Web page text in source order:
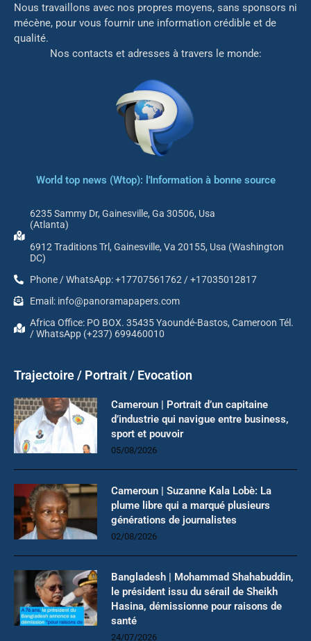
Nous travaillons avec nos propres moyens, sans sponsors ni
mécène, pour vous fournir une information crédible et de
qualité.
Nos contacts et adresses à travers le monde:
World top news (Wtop): l'Information à bonne source
6235 Sammy Dr, Gainesville, Ga 30506, Usa
(Atlanta)
6912 Traditions Trl, Gainesville, Va 20155, Usa (Washington
DC)
Phone / WhatsApp: +17707561762 / +17035012817
Email: info@panoramapapers.com
Africa Office: PO BOX. 35435 Yaoundé-Bastos, Cameroon Tél.
/ WhatsApp (+237) 699460010
Trajectoire / Portrait / Evocation
Cameroun | Portrait d’un capitaine
d’industrie qui navigue entre business,
sport et pouvoir
05/08/2026
Cameroun | Suzanne Kala Lobè: La
plume libre qui a marqué plusieurs
générations de journalistes
02/08/2026
Bangladesh | Mohammad Shahabuddin,
le président issu du sérail de Sheikh
Hasina, démissionne pour raisons de
santé
24/07/2026